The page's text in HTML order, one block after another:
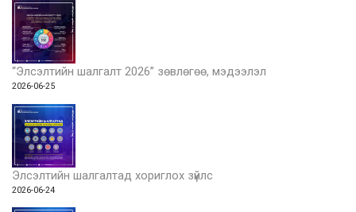
“Элсэлтийн шалгалт 2026” зөвлөгөө, мэдээлэл
2026-06-25
Элсэлтийн шалгалтад хориглох зүйлс
2026-06-24